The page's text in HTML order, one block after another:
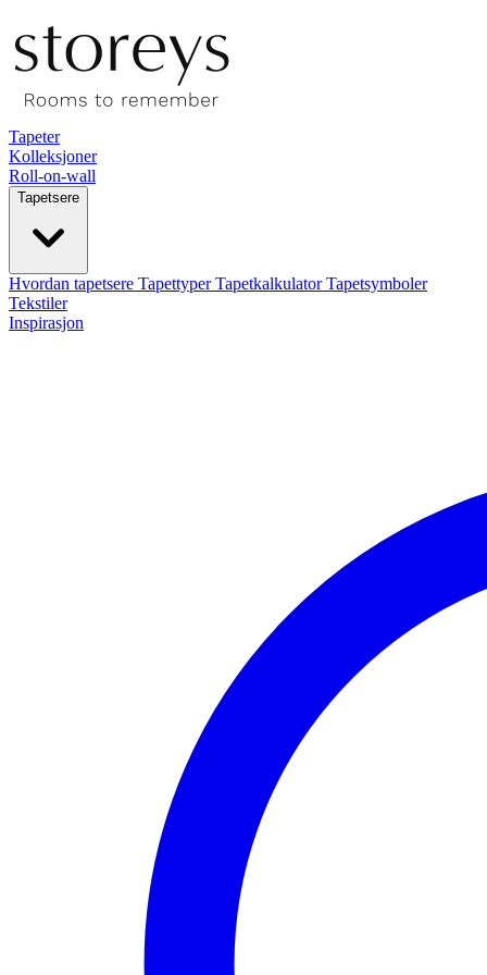
Tapeter
Kolleksjoner
Roll-on-wall
Tapetsere
Hvordan tapetsere TapettyperTapetkalkulatorTapetsymboler
Tekstiler
Inspirasjon